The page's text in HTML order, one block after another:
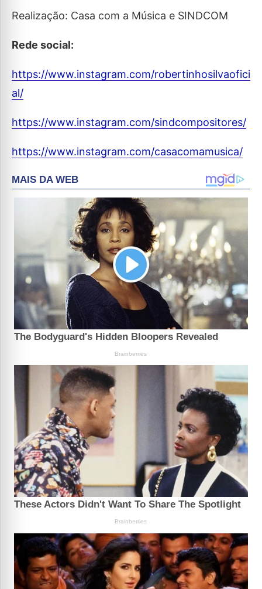
Realização: Casa com a Música e SINDCOM
Rede social:
https://www.instagram.com/robertinhosilvaofici
al/
https://www.instagram.com/sindcompositores/
https://www.instagram.com/casacomamusica/